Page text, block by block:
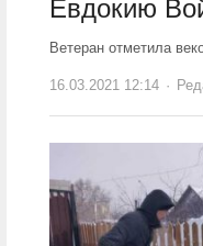
Евдокию
Ветеран отметила
16.03.2021 12:14